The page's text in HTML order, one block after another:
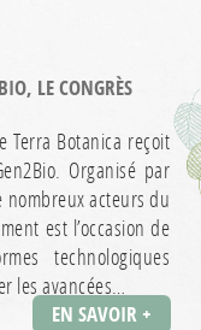
LE CONGRÈS
Terra Botanica reçoit
Organisé par
nombreux acteurs du
est l’occasion de
technologiques
les avancées…
EN SAVOIR +